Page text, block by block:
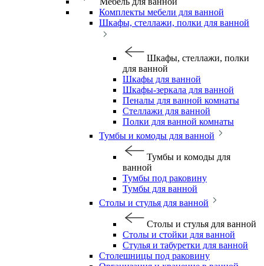
Комплекты мебели для ванной
Шкафы, стеллажи, полки для ванной
Шкафы, стеллажи, полки
для ванной
Шкафы для ванной
Шкафы-зеркала для ванной
Пеналы для ванной комнаты
Стеллажи для ванной
Полки для ванной комнаты
Тумбы и комоды для ванной
Тумбы и комоды для
ванной
Тумбы под раковину
Тумбы для ванной
Столы и стулья для ванной
Столы и стулья для ванной
Столы и стойки для ванной
Стулья и табуретки для ванной
Столешницы под раковину